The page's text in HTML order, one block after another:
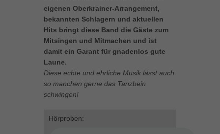
eigenen Oberkrainer-Arrangement,
bekannten Schlagern und aktuellen
Hits bringt diese Band die Gäste zum
Mitsingen und Mitmachen und ist
damit ein Garant für gnadenlos gute
Laune.
Diese echte und ehrliche Musik lässt auch
so manchen gerne das Tanzbein
schwingen!
Hörproben:
die einwandfreie Funktion der Website erforderlich.
Cookie-Informationen anzeigen
Marketing (1)
Marketing-Cookies werden von Drittanbietern oder Publishern verwendet,
um personalisierte Werbung anzuzeigen. Sie tun dies, indem sie
Besucher über Websites hinweg verfolgen.
Cookie-Informationen anzeigen